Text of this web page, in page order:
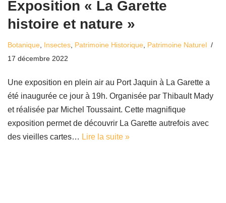
Exposition « La Garette
histoire et nature »
Botanique Insectes Patrimoine Historique Patrimoine Naturel
17 décembre 2022
Une exposition en plein air au Port Jaquin à La Garette a
été inaugurée ce jour à 19h. Organisée par Thibault Mady
et réalisée par Michel Toussaint. Cette magnifique
exposition permet de découvrir La Garette autrefois avec
des vieilles cartes… Lire la suite »